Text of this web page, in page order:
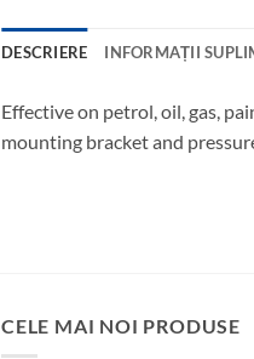
DESCRIERE INFORMAȚII
Effective on petrol, oil, gas,
mounting bracket and
CELE MAI NOI PRODUSE